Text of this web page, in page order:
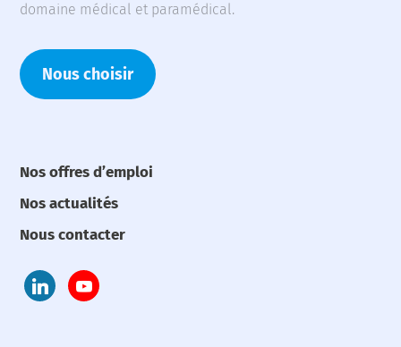
domaine médical et paramédical.
Nous choisir
Nos offres d’emploi
Nos actualités
Nous contacter